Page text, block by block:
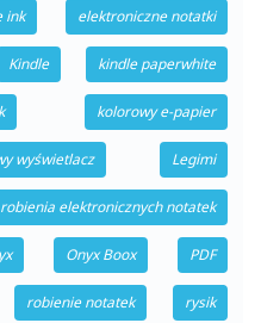
ink elektroniczne notatki
Kindle kindle paperwhite
kolorowy e-papier
wyświetlacz Legimi
elektronicznych notatek
Onyx Boox PDF
robienie notatek rysik